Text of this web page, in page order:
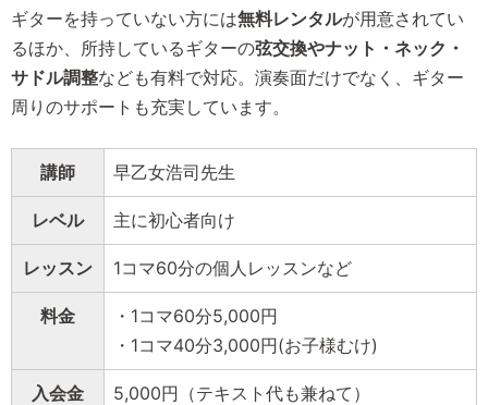
ギターを持っていない方には無料レンタルが用意されてい
るほか、所持しているギターの弦交換やナット・ネック・
サドル調整なども有料で対応。演奏面だけでなく、ギター
周りのサポートも充実しています。
講師 早乙女浩司先生
レベル 主に初心者向け
レッスン 1コマ60分の個人レッスンなど
料金
・1コマ60分5,000円
・1コマ40分3,000円(お子様むけ)
入会金 5,000円（テキスト代も兼ねて）